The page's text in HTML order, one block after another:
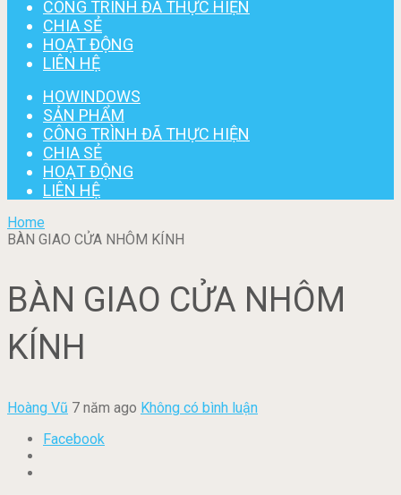
CÔNG TRÌNH ĐÃ THỰC HIỆN
CHIA SẺ
HOẠT ĐỘNG
LIÊN HỆ
HOWINDOWS
SẢN PHẨM
CÔNG TRÌNH ĐÃ THỰC HIỆN
CHIA SẺ
HOẠT ĐỘNG
LIÊN HỆ
Home
BÀN GIAO CỬA NHÔM KÍNH
BÀN GIAO CỬA NHÔM
KÍNH
Hoàng Vũ 7 năm ago Không có bình luận
Facebook